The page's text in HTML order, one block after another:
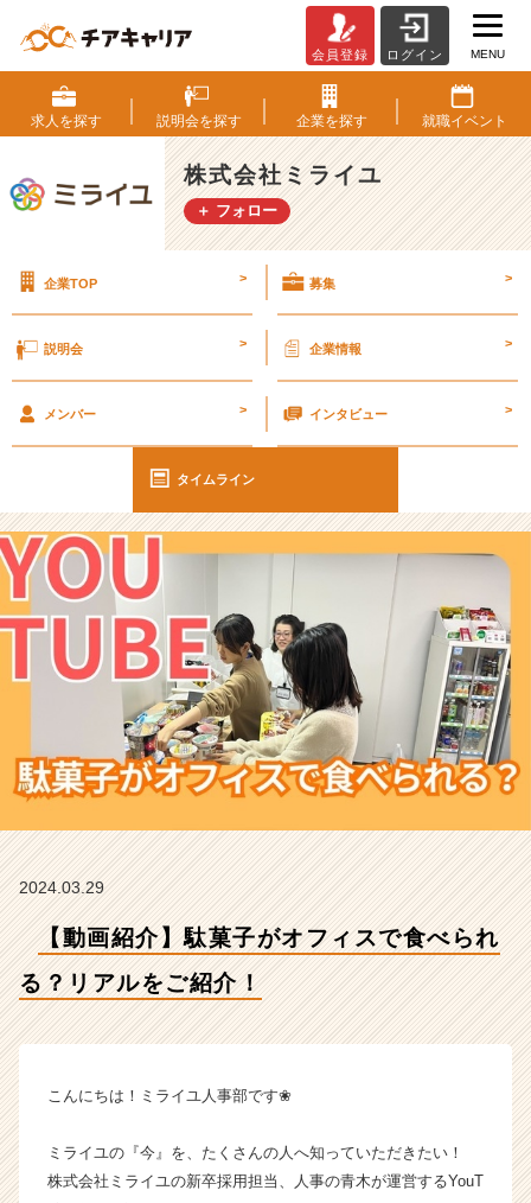
画
紹
介】
駄
菓
子
ィ
食
る？
リ
ア
ご
紹
介！
【株
式
会
社
ミ
イ
イ
ム
ラ
ベ
ャ
ー・
会員登録 ログイン MENU
求人を探す 説明会を探す 企業を探す 就職イベント
株式会社ミライユ
＋ フォロー
企業TOP > 募集 >
説明会 > 企業情報 >
メンバー > インタビュー >
タイムライン
2024.03.29
【動画紹介】駄菓子がオフィスで食べられ
る？リアルをご紹介！
こんにちは！ミライユ人事部です❀
ミライユの『今』を、たくさんの人へ知っていただきたい！
株式会社ミライユの新卒採用担当、人事の青木が運営するYouT